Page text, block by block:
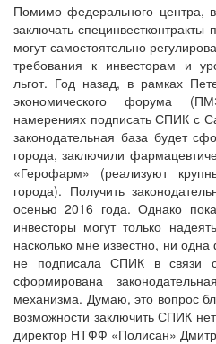
Помимо федерального центра,
заключать
могут самостоятельно
требования к инвесторам и
льгот. Год назад, в рамках
экономического форума
намерениях подписать СПИК с
законодательная база будет
города, заключили
«Герофарм» (реализуют
города). Получить
осенью 2016 года. Однако
инвесторы могут только
насколько мне известно, ни
не подписала СПИК в
сформирована
механизма. Думаю, это вопрос
возможности заключить СПИК
директор НТФФ «Полисан»